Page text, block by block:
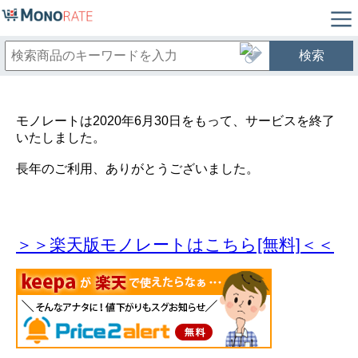
検索
モノレートは2020年6月30日をもって、サービスを終了
いたしました。
長年のご利用、ありがとうございました。
＞＞楽天版モノレートはこちら[無料]＜＜